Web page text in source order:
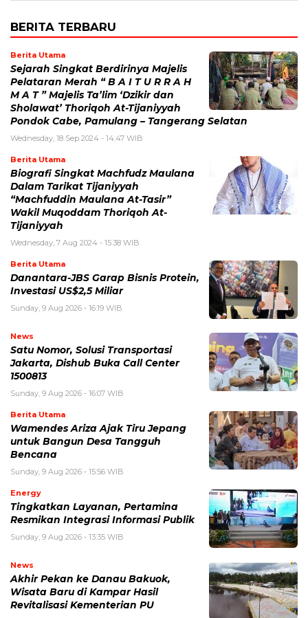
BERITA TERBARU
Berita Utama
Sejarah Singkat Berdirinya Majelis
Pelataran Merah “ B A I T U R R A H
M A T ” Majelis Ta’lim ‘Dzikir dan
Sholawat’ Thoriqoh At-Tijaniyyah
Pondok Cabe, Pamulang – Tangerang Selatan
Wednesday, 18 Sep 2024 - 14:47 WIB
Berita Utama
Biografi Singkat Machfudz Maulana
Dalam Tarikat Tijaniyyah
“Machfuddin Maulana At-Tasir”
Wakil Muqoddam Thoriqoh At-
Tijaniyyah
Wednesday, 7 Aug 2024 - 15:38 WIB
Berita Utama
Danantara-JBS Garap Bisnis Protein,
Investasi US$2,5 Miliar
Sunday, 9 Aug 2026 - 16:19 WIB
News
Satu Nomor, Solusi Transportasi
Jakarta, Dishub Buka Call Center
1500813
Sunday, 9 Aug 2026 - 16:07 WIB
Berita Utama
Wamendes Ariza Ajak Tiru Jepang
untuk Bangun Desa Tangguh
Bencana
Sunday, 9 Aug 2026 - 15:56 WIB
Energy
Tingkatkan Layanan, Pertamina
Resmikan Integrasi Informasi Publik
Sunday, 9 Aug 2026 - 13:35 WIB
News
Akhir Pekan ke Danau Bakuok,
Wisata Baru di Kampar Hasil
Revitalisasi Kementerian PU